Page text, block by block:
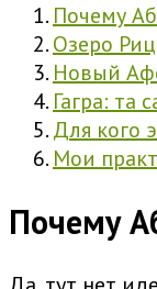
Почему
Озеро
Новый
Гагра: та
Для кого
Мои
Почему